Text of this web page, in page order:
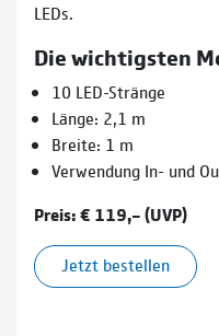
LEDs.
Die wichtigsten
10 LED-Stränge
Länge: 2,1 m
Breite: 1 m
Verwendung In- und
Preis: € 119,– (UVP)
Jetzt bestellen